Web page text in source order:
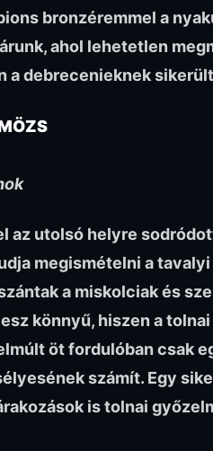
bronzéremmel a
ahol lehetetlen
a debrecenieknek
az utolsó helyre
megismételni a
a miskolciak és
könnyű, hiszen a
öt fordulóban csak
számít. Egy
is tolnai